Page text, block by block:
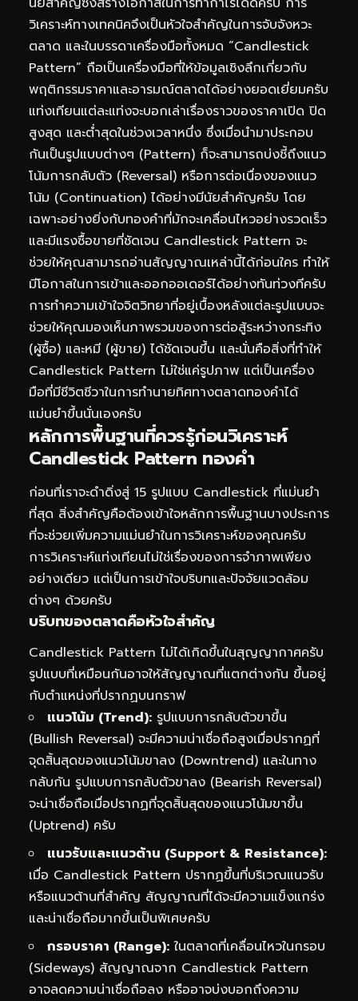
วิเคราะห์ทางเทคนิคจึงเป็นหัวใจสำคัญในการจับจังหวะ
ตลาด และในบรรดาเครื่องมือทั้งหมด “Candlestick
Pattern” ถือเป็นเครื่องมือที่ให้ข้อมูลเชิงลึกเกี่ยวกับ
พฤติกรรมราคาและอารมณ์ตลาดได้อย่างยอดเยี่ยมครับ
แท่งเทียนแต่ละแท่งจะบอกเล่าเรื่องราวของราคาเปิด ปิด
สูงสุด และต่ำสุดในช่วงเวลาหนึ่ง ซึ่งเมื่อนำมาประกอบ
กันเป็นรูปแบบต่างๆ (Pattern) ก็จะสามารถบ่งชี้ถึงแนว
โน้มการกลับตัว (Reversal) หรือการต่อเนื่องของแนว
โน้ม (Continuation) ได้อย่างมีนัยสำคัญครับ โดย
เฉพาะอย่างยิ่งกับทองคำที่มักจะเคลื่อนไหวอย่างรวดเร็ว
และมีแรงซื้อขายที่ชัดเจน Candlestick Pattern จะ
ช่วยให้คุณสามารถอ่านสัญญาณเหล่านี้ได้ก่อนใคร ทำให้
มีโอกาสในการเข้าและออกออเดอร์ได้อย่างทันท่วงทีครับ
การทำความเข้าใจจิตวิทยาที่อยู่เบื้องหลังแต่ละรูปแบบจะ
ช่วยให้คุณมองเห็นภาพรวมของการต่อสู้ระหว่างกระทิง
(ผู้ซื้อ) และหมี (ผู้ขาย) ได้ชัดเจนขึ้น และนั่นคือสิ่งที่ทำให้
Candlestick Pattern ไม่ใช่แค่รูปภาพ แต่เป็นเครื่อง
มือที่มีชีวิตชีวาในการทำนายทิศทางตลาดทองคำได้
แม่นยำขึ้นนั่นเองครับ
หลักการพื้นฐานที่ควรรู้ก่อนวิเคราะห์
Candlestick Pattern ทองคำ
ก่อนที่เราจะดำดิ่งสู่ 15 รูปแบบ Candlestick ที่แม่นยำ
ที่สุด สิ่งสำคัญคือต้องเข้าใจหลักการพื้นฐานบางประการ
ที่จะช่วยเพิ่มความแม่นยำในการวิเคราะห์ของคุณครับ
การวิเคราะห์แท่งเทียนไม่ใช่เรื่องของการจำภาพเพียง
อย่างเดียว แต่เป็นการเข้าใจบริบทและปัจจัยแวดล้อม
ต่างๆ ด้วยครับ
บริบทของตลาดคือหัวใจสำคัญ
Candlestick Pattern ไม่ได้เกิดขึ้นในสุญญากาศครับ
รูปแบบที่เหมือนกันอาจให้สัญญาณที่แตกต่างกัน ขึ้นอยู่
กับตำแหน่งที่ปรากฏบนกราฟ
แนวโน้ม (Trend): รูปแบบการกลับตัวขาขึ้น
(Bullish Reversal) จะมีความน่าเชื่อถือสูงเมื่อปรากฏที่
จุดสิ้นสุดของแนวโน้มขาลง (Downtrend) และในทาง
กลับกัน รูปแบบการกลับตัวขาลง (Bearish Reversal)
จะน่าเชื่อถือเมื่อปรากฏที่จุดสิ้นสุดของแนวโน้มขาขึ้น
(Uptrend) ครับ
แนวรับและแนวต้าน (Support & Resistance):
เมื่อ Candlestick Pattern ปรากฏขึ้นที่บริเวณแนวรับ
หรือแนวต้านที่สำคัญ สัญญาณที่ได้จะมีความแข็งแกร่ง
และน่าเชื่อถือมากขึ้นเป็นพิเศษครับ
กรอบราคา (Range): ในตลาดที่เคลื่อนไหวในกรอบ
(Sideways) สัญญาณจาก Candlestick Pattern
อาจลดความน่าเชื่อถือลง หรืออาจบ่งบอกถึงความ